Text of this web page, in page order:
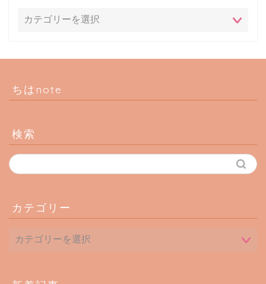
ちはnote
検索
カテゴリー